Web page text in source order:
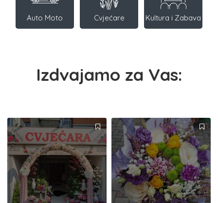
Auto Moto Cvjećare Kultura i Zabava
Izdvajamo za Vas: